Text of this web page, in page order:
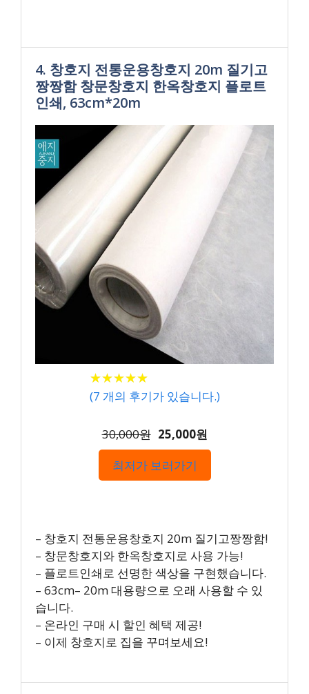
4. 창호지 전통운용창호지 20m 질기고
짱짱함 창문창호지 한옥창호지 플로트
인쇄, 63cm*20m
★★★★★
★★★★★
(7 개의 후기가 있습니다.)
30,000원 25,000원
최저가 보러가기
– 창호지 전통운용창호지 20m 질기고짱짱함!
– 창문창호지와 한옥창호지로 사용 가능!
– 플로트인쇄로 선명한 색상을 구현했습니다.
– 63cm– 20m 대용량으로 오래 사용할 수 있
습니다.
– 온라인 구매 시 할인 혜택 제공!
– 이제 창호지로 집을 꾸며보세요!